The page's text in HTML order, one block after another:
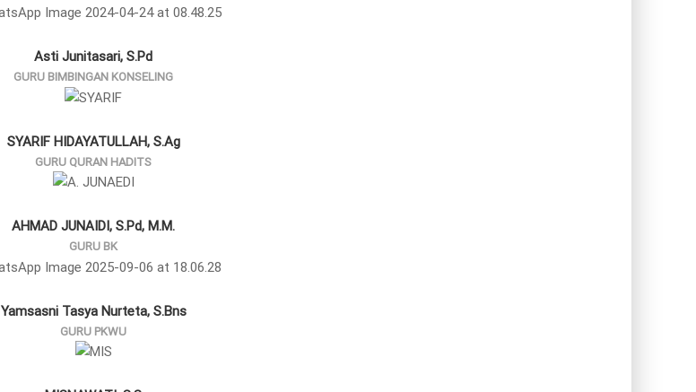
Asti Junitasari, S.Pd
GURU BIMBINGAN KONSELING
SYARIF HIDAYATULLAH, S.Ag
GURU QURAN HADITS
AHMAD JUNAIDI, S.Pd, M.M.
GURU BK
Yamsasni Tasya Nurteta, S.Bns
GURU PKWU